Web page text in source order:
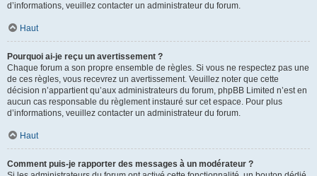
d’informations, veuillez contacter un administrateur du forum.
Haut
Pourquoi ai-je reçu un avertissement ?
Chaque forum a son propre ensemble de règles. Si vous ne respectez pas une
de ces règles, vous recevrez un avertissement. Veuillez noter que cette
décision n’appartient qu’aux administrateurs du forum, phpBB Limited n’est en
aucun cas responsable du règlement instauré sur cet espace. Pour plus
d’informations, veuillez contacter un administrateur du forum.
Haut
Comment puis-je rapporter des messages à un modérateur ?